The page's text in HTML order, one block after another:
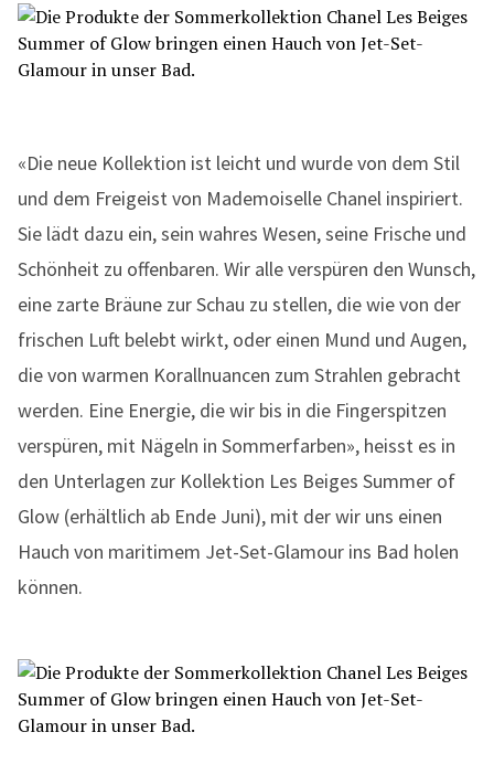
«Die neue Kollektion ist leicht und wurde von dem Stil
und dem Freigeist von Mademoiselle Chanel inspiriert.
Sie lädt dazu ein, sein wahres Wesen, seine Frische und
Schönheit zu offenbaren. Wir alle verspüren den Wunsch,
eine zarte Bräune zur Schau zu stellen, die wie von der
frischen Luft belebt wirkt, oder einen Mund und Augen,
die von warmen Korallnuancen zum Strahlen gebracht
werden. Eine Energie, die wir bis in die Fingerspitzen
verspüren, mit Nägeln in Sommerfarben», heisst es in
den Unterlagen zur Kollektion Les Beiges Summer of
Glow (erhältlich ab Ende Juni), mit der wir uns einen
Hauch von maritimem Jet-Set-Glamour ins Bad holen
können.